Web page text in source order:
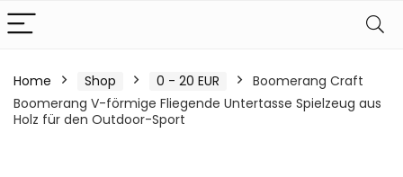
Home Shop 0 - 20 EUR
Boomerang Craft
Boomerang V-förmige Fliegende Untertasse Spielzeug aus
Holz für den Outdoor-Sport